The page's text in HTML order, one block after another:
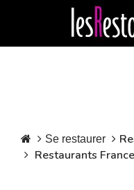
Se restaurer
Restaurants France